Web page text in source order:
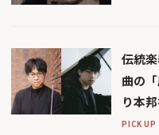
伝統
曲の
り本
PICK UP